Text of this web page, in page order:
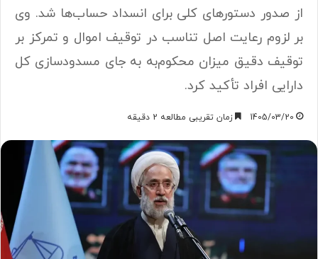
از صدور دستورهای کلی برای انسداد حساب‌ها شد. وی
بر لزوم رعایت اصل تناسب در توقیف اموال و تمرکز بر
توقیف دقیق میزان محکوم‌به به جای مسدودسازی کل
دارایی افراد تأکید کرد.
1405/03/20 زمان تقریبی مطالعه 2 دقیقه